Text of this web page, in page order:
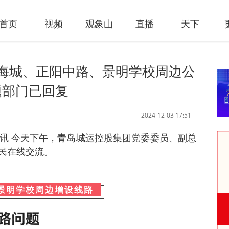
页 视频 观象山 直播 天下
城、正阳中路、景明学校周边公
门已回复
2024-12-03 17:51
今天下午，青岛城运控股集团党委委员、副总
在线交流。
明学校周边增设线路